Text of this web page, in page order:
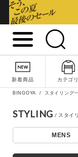
新着商品 カテゴリ
BINGOYA スタイリング
STYLING
MENS